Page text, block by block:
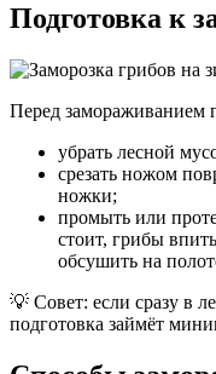
Подготовка к
Перед замораживанием
убрать лесной
срезать ножом
ножки;
промыть или
стоит, грибы
обсушить на
💡 Совет: если сразу в
подготовка займёт